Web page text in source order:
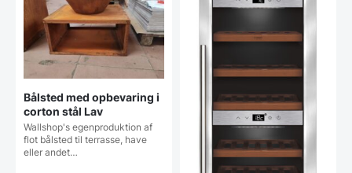
Bålsted med opbevaring i
corton stål Lav
Wallshop's egenproduktion af
flot bålsted til terrasse, have
eller andet…